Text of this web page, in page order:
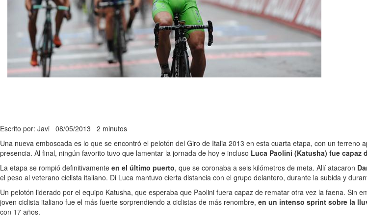
Escrito por: Javi 08/05/2013 2 minutos
Una nueva emboscada es lo que se encontró el pelotón del Giro de Italia 2013 en esta cuarta etapa, con un
presencia. Al final, ningún favorito tuvo que lamentar la jornada de hoy e incluso Luca Paolini (Katusha) fue capaz
La etapa se rompió definitivamente en el último puerto, que se coronaba a seis kilómetros de meta. Allí atacaron
el peso al veterano ciclista italiano. Di Luca mantuvo cierta distancia con el grupo delantero, durante la subida y
Un pelotón liderado por el equipo Katusha, que esperaba que Paolini fuera capaz de rematar otra vez la faena. Sin
joven ciclista italiano fue el más fuerte sorprendiendo a ciclistas de más renombre, en un intenso sprint sobre la
con 17 años.